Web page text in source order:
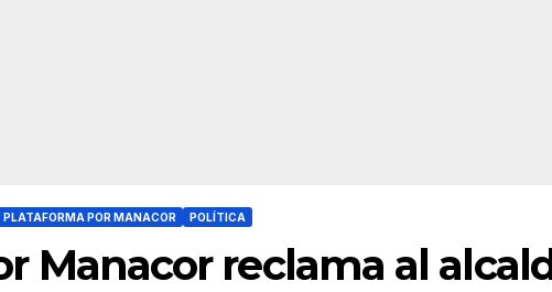
PLATAFORMA POR MANACOR POLÍTICA
Manacor reclama al